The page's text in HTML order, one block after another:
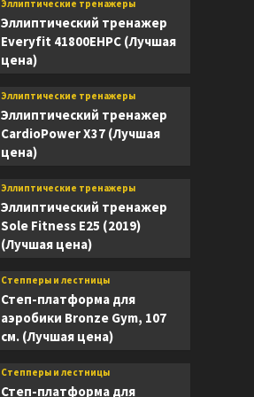
Эллиптические тренажеры
Эллиптический тренажер
Everyfit 41800EHPC (Лучшая
цена)
Эллиптические тренажеры
Эллиптический тренажер
CardioPower X37 (Лучшая
цена)
Эллиптические тренажеры
Эллиптический тренажер
Sole Fitness E25 (2019)
(Лучшая цена)
Степперы и лестницы
Степ-платформа для
аэробики Bronze Gym, 107
см. (Лучшая цена)
Степперы и лестницы
Степ-платформа для